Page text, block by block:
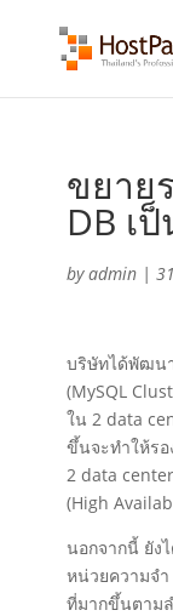
ขยาย
DB เ
byadmin|
บริษัทได้พัฒน
(MySQL
ใน 2 data
ขึ้นจะทำให้ร
2 data
(High
นอกจากนี้ ยัง
หน่วยความจ
ที่มากขึ้นตาม